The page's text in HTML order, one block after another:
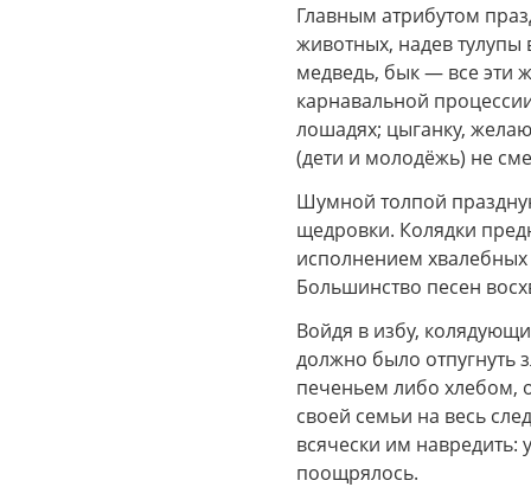
Главным атрибутом
животных, надев тулупы
медведь, бык — все эти
карнавальной
лошадях; цыганку,
(дети и молодёжь) не
Шумной толпой
щедровки. Колядки
исполнением
Большинство песен
Войдя в избу,
должно было отпугнуть
печеньем либо хлебом,
своей семьи на весь
всячески им навредить:
поощрялось.